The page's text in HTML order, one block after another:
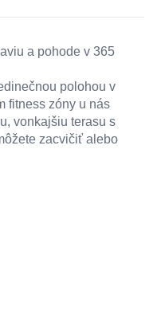
a pohode v 365
polohou v
fitness zóny u nás
vonkajšiu terasu s
zacvičiť alebo